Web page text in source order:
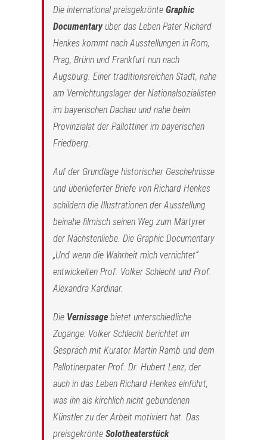
Die international preisgekrönte Graphic
Documentaryüber das Leben Pater Richard
Henkes kommt nach Ausstellungen in Rom,
Prag, Brünn und Frankfurt nun nach
Augsburg. Einer traditionsreichen Stadt, nahe
am Vernichtungslager der Nationalsozialisten
im bayerischen Dachau und nahe beim
Provinzialat der Pallottiner im bayerischen
Friedberg.
Auf der Grundlage historischer Geschehnisse
und überlieferter Briefe von Richard Henkes
schildern die Illustrationen der Ausstellung
beinahe filmisch seinen Weg zum Märtyrer
der Nächstenliebe. Die Graphic Documentary
„Und wenn die Wahrheit mich vernichtet“
entwickelten Prof. Volker Schlecht und Prof.
Alexandra Kardinar.
Die Vernissage bietet unterschiedliche
Zugänge: Volker Schlecht berichtet im
Gespräch mit Kurator Martin Ramb und dem
Pallotinerpater Prof. Dr. Hubert Lenz, der
auch in das Leben Richard Henkes einführt,
was ihn als kirchlich nicht gebundenen
Künstler zu der Arbeit motiviert hat. Das
preisgekrönte Solotheaterstück